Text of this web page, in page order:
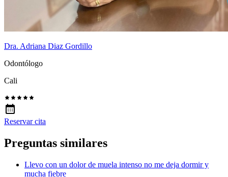
Dra. Adriana Diaz Gordillo
Odontólogo
Cali
Reservar cita
Preguntas similares
Llevo con un dolor de muela intenso no me deja dormir y
mucha fiebre